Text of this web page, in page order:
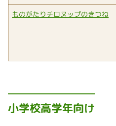
ものがたりチロヌップのきつね
小学校高学年向け